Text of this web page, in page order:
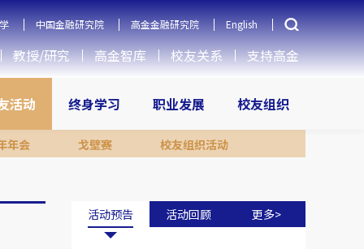
中国金融研究院 高金金融研究院 English
教授/研究 高金智库 校友关系 支持高金
活动
年会 戈壁赛 校友组织活动
终身学习 职业发展 校友组织
活动预告 活动回顾 更多>